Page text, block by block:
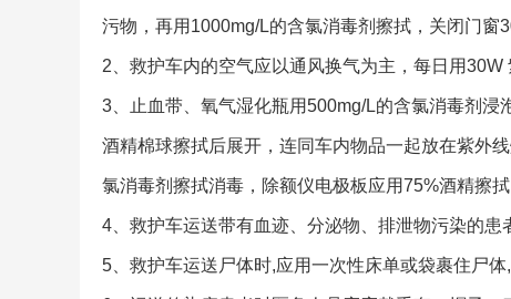
污物，再用1000mg/L的含氯消毒剂擦拭，关闭门窗
2、救护车内的空气应以通风换气为主，每日用30W
3、止血带、氧气湿化瓶用500mg/L的含氯消毒剂
酒精棉球擦拭后展开，连同车内物品一起放在紫外
氯消毒剂擦拭消毒，除额仪电极板应用75%酒精擦
4、救护车运送带有血迹、分泌物、排泄物污染的患
5、救护车运送尸体时,应用一次性床单或袋裹住尸